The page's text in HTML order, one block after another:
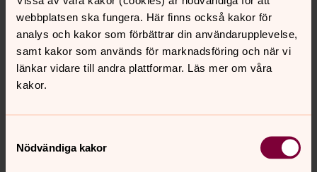
webbplatsen ska fungera. Här finns också kakor för
analys och kakor som förbättrar din användarupplevelse,
samt kakor som används för marknadsföring och när vi
länkar vidare till andra plattformar. Läs mer om våra
kakor.
Nödvändiga kakor
Kyrkomusiker, Svenska kyrkan Trollhättan
Mobil: 0768-36 32 00
E-post: emma.bengtsson@svenskakyrkan.se
Utbildad kantor och musiklärare